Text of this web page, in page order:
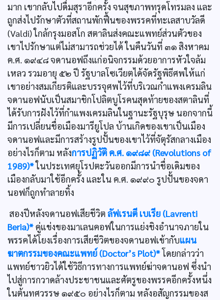
มาก เขากลับไปดื่มสุราอีกครั้ง จนสุขภาพทรุดโทรมลง และ
ถูกส่งไปรักษาตัวที่สถานพักฟื้นของพรรคที่ทะเลสาบวัลดี
(Valdi) ใกล้กรุงมอสโก สตาลินส่งคณะแพทย์ส่วนตัวของ
เขาไปรักษาแต่ไม่สามารถช่วยได้ ในคืนวันที่ ๓๑ สิงหาคม
ค.ศ. ๑๙๔๘ จดานอฟถึงแก่อนิจกรรมด้วยอาการหัวใจล้ม
เหลว รวมอายุ ๕๒ ปี รัฐบาลโซเวียตได้จัดรัฐพิธีศพให้แก่
เขาอย่างสมเกียรติและบรรจุศพไว้ที่บริเวณกำแพงเครมลิน
จดานอฟนับเป็นสมาชิกโปลิตบูโรคนสุดท้ายของสตาลินที่
ได้รับการฝังไว้ที่กำแพงเครมลินในฐานะรัฐบุรุษ นอกจากนี้
มีการเปลี่ยนชื่อเมืองมารียูโปล บ้านเกิดของเขาเป็นเมือง
จดานอฟและมีการสร้างรูปปั้นของเขาไว้ที่จัตุรัสกลางเมือง
อย่างไรก็ตาม หลังการปฏิวัติ ค.ศ. ๑๙๘๙ (Revolutions of
1989)*ในประเทศยุโรปตะวันออกมีการนำชื่อเดิมของ
เมืองกลับมาใช้อีกครั้ง และใน ค.ศ. ๑๙๙๐ รูปปั้นของจดา
นอฟก็ถูกทำลายทิ้ง
สองปีหลังจดานอฟเสียชีวิต ลัฟเรนตี เบเรีย (Lavrenti
Beria)* คู่แข่งของมาเลนคอฟในการแย่งชิงอำนาจภายใน
พรรคได้โยงเรื่องการเสียชีวิตของจดานอฟเข้ากับแผน
ฆาตกรรมของคณะแพทย์ (Doctor’s Plot)*โดยกล่าวว่า
แพทย์ชาวยิวได้ใช้วิธีการทางการแพทย์ฆ่าจดานอฟ ซึ่งนำ
ไปสู่การกวาดล้างประชาชนและศัตรูของพรรคอีกครั้งหนึ่ง
ในต้นทศวรรษ ๑๙๕๐ อย่างไรก็ตาม หลังอสัญกรรมของส